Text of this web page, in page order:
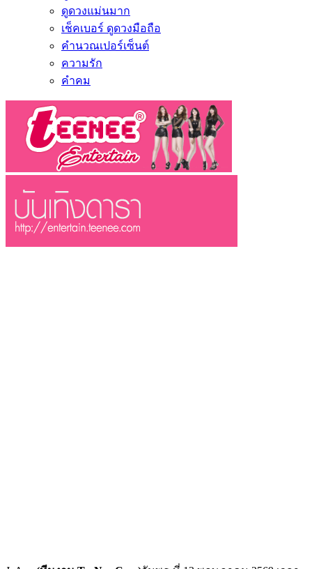
ดูดวงแม่นมาก
เช็คเบอร์ ดูดวงมือถือ
คำนวณเปอร์เซ็นต์
ความรัก
คำคม